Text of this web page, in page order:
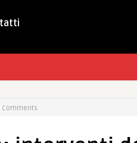
Comments